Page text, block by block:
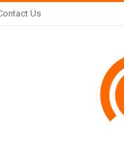
Us